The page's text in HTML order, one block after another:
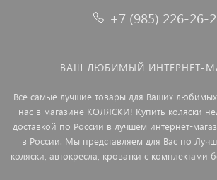
+7 (985) 226-26-
ВАШ ЛЮБИМЫЙ ИНТЕРНЕТ-
Все самые лучшие товары для Ваших любимых
нас в магазине КОЛЯСКИ! Купить коляски
доставкой по России в лучшем интернет-
в России. Мы представляем для Вас по
коляски, автокресла, кроватки с комплектами